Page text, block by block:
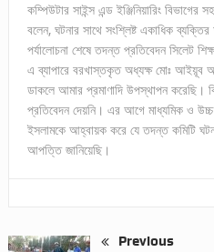
কম্পিউটার সাইন্স এন্ড ইঞ্জিনিয়ারিং
বলেন, ঘটনার সাথে সংশ্লিষ্ট একাধিক
পর্যালোচনা শেষে তদন্ত প্রতিবেদন সিলেট
এ ব্যাপারে বরখাস্তকৃত অধ্যক্ষ মোঃ আইয়ূব
ডাকলে আমার প্রমাণাদি উপস্থাপন
প্রতিবেদন দেয়নি। এর আগে মাধ্যমিক ও উচ্চ
ইসলামকে আহ্বায়ক করে যে তদন্ত কমিটি
আপত্তি জানিয়েছি।
Previous